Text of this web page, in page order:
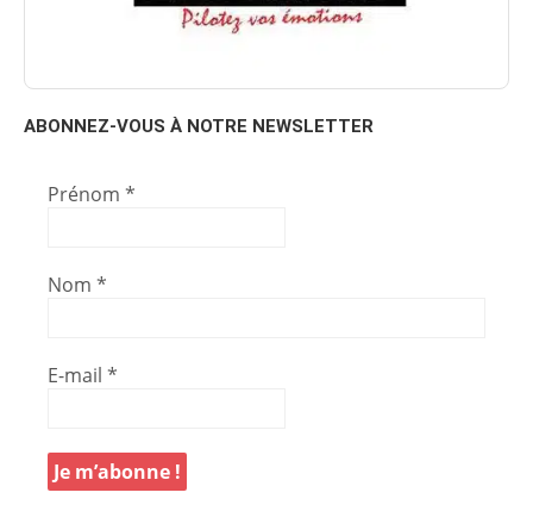
ABONNEZ-VOUS À NOTRE NEWSLETTER
Prénom *
Nom *
E-mail *